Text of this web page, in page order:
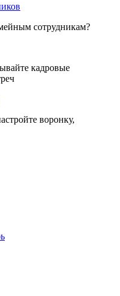
сотрудникам?
кадровые
воронку,